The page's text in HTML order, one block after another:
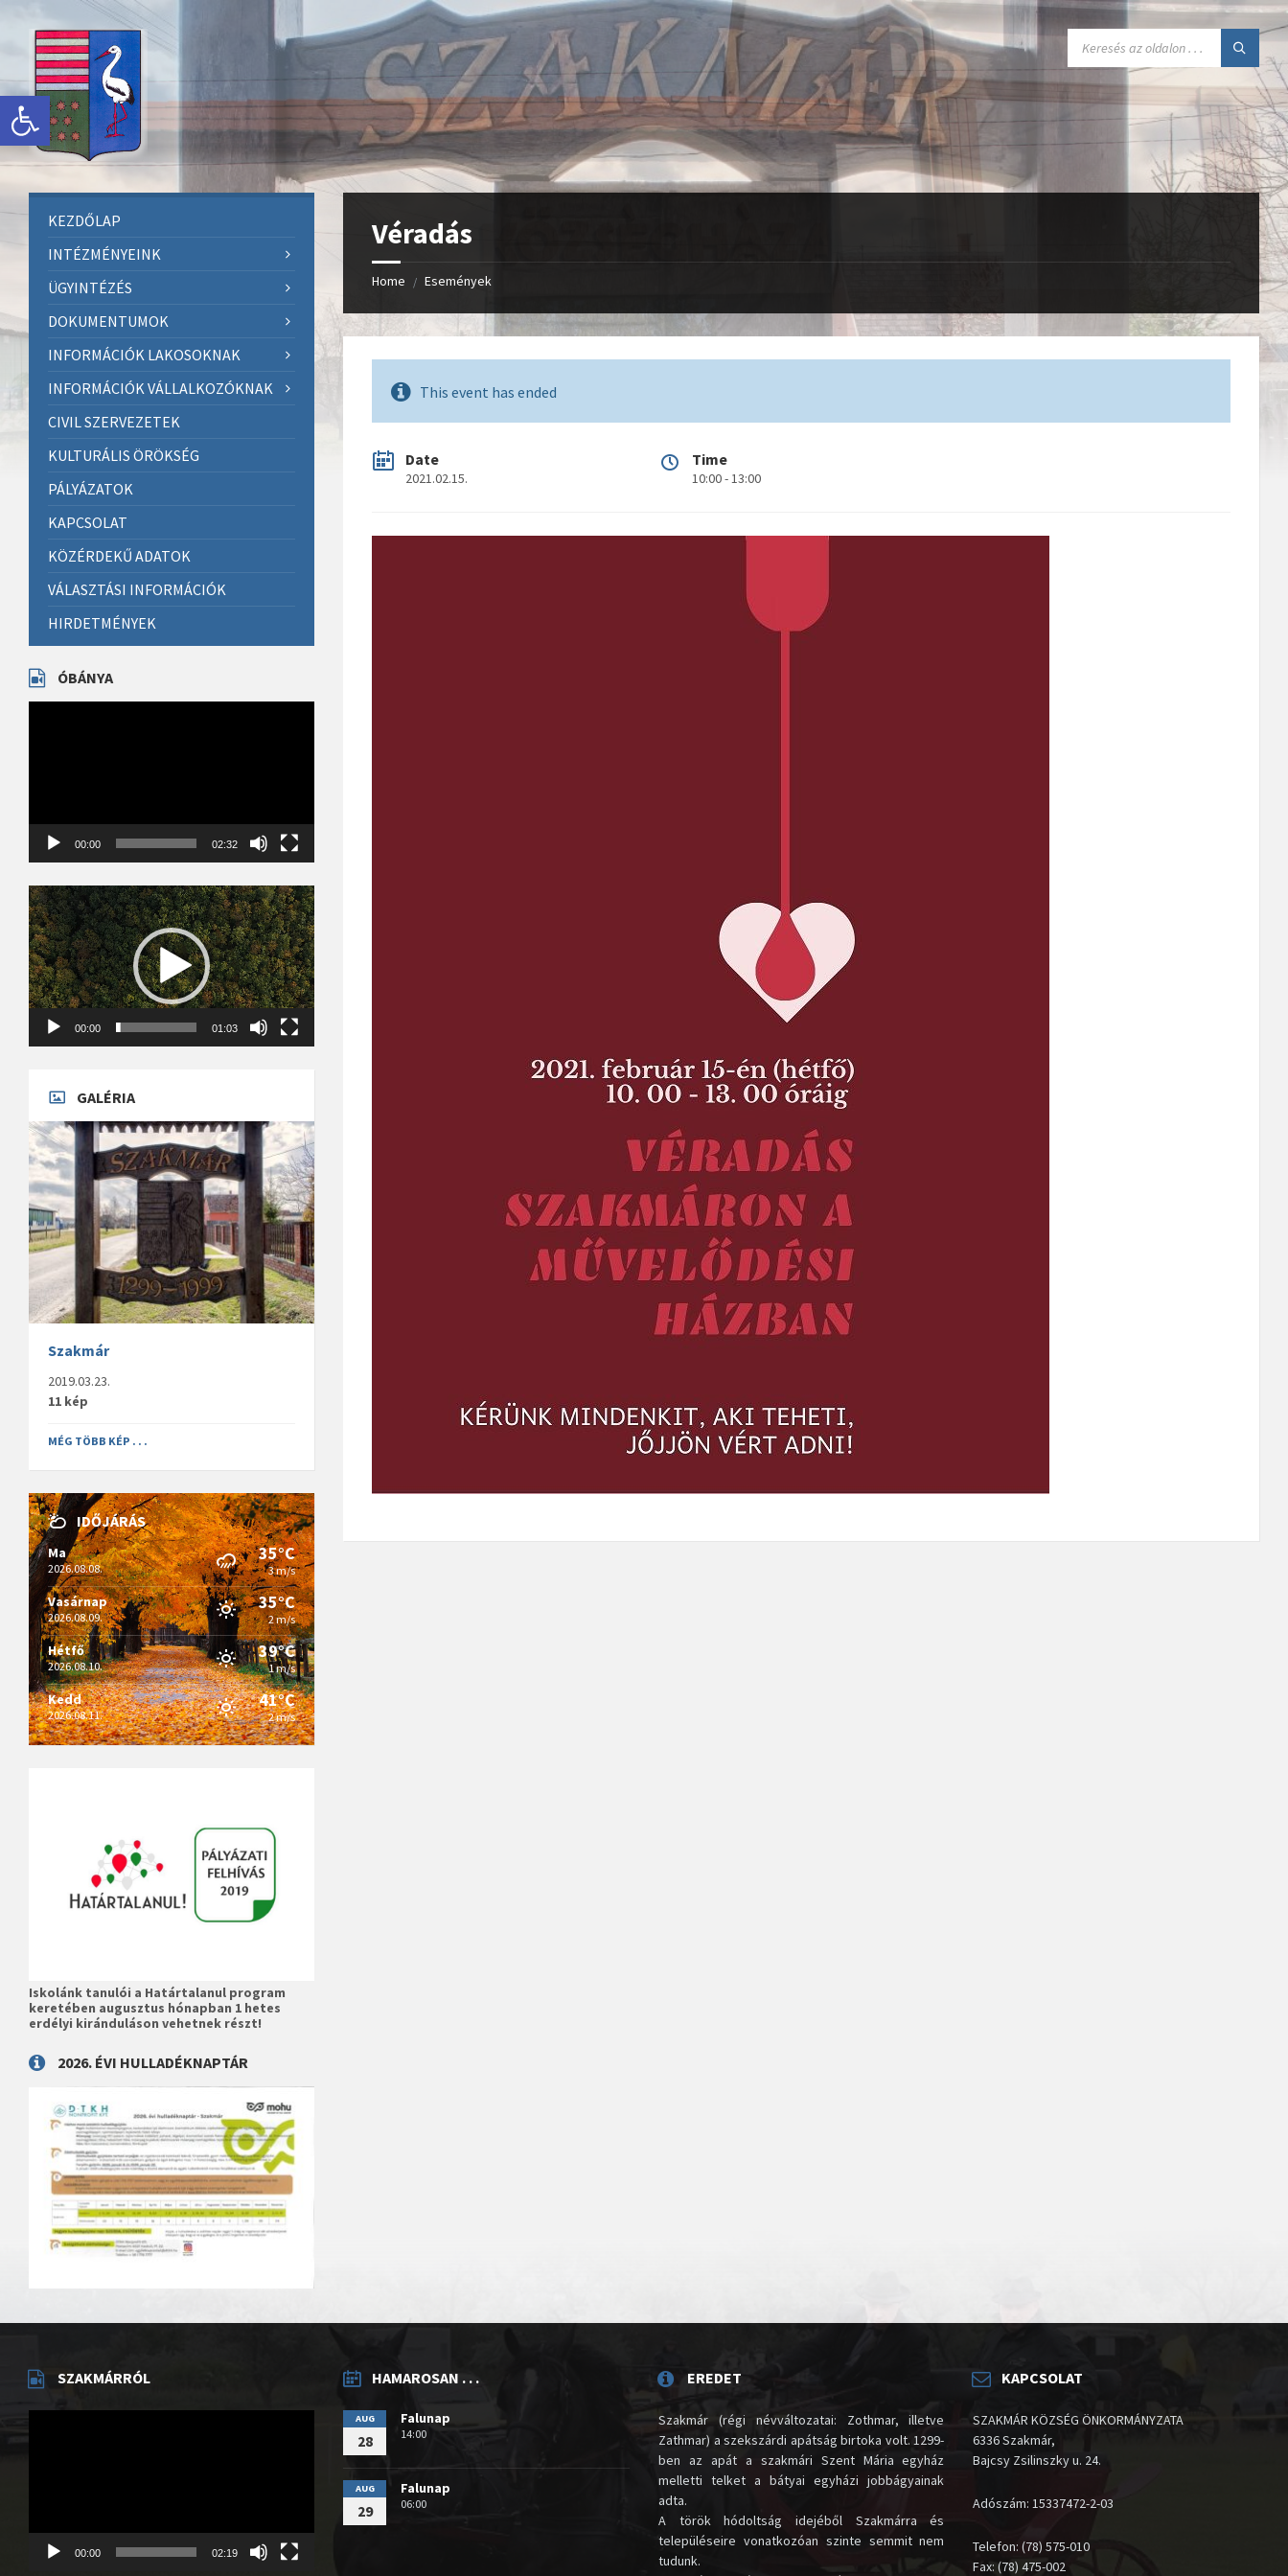
Eszköztár megnyitása
content
sidebar
footer
SEARCH:
Véradás
Home / Események
This event has ended
Date
2021.02.15.
Time
10:00 - 13:00
KEZDŐLAP
INTÉZMÉNYEINK
ÜGYINTÉZÉS
DOKUMENTUMOK
INFORMÁCIÓK LAKOSOKNAK
INFORMÁCIÓK VÁLLALKOZÓKNAK
CIVIL SZERVEZETEK
KULTURÁLIS ÖRÖKSÉG
PÁLYÁZATOK
KAPCSOLAT
KÖZÉRDEKŰ ADATOK
VÁLASZTÁSI INFORMÁCIÓK
HIRDETMÉNYEK
ÓBÁNYA
00:00 02:32
Videólejátszó
00:00 01:03
GALÉRIA
Szakmár
2019.03.23.
11 kép
MÉG TÖBB KÉP . . .
IDŐJÁRÁS
Ma
2026.08.08.
35°C
3 m/s
Vasárnap
2026.08.09.
35°C
2 m/s
Hétfő
2026.08.10.
39°C
1 m/s
Kedd
2026.08.11.
41°C
2 m/s
Iskolánk tanulói a Határtalanul program
keretében augusztus hónapban 1 hetes
erdélyi kiránduláson vehetnek részt!
2026. ÉVI HULLADÉKNAPTÁR
SZAKMÁRRÓL
00:00 02:19
HAMAROSAN . . .
AUG
28
Falunap
14:00
AUG
29
Falunap
06:00
EREDET
Szakmár (régi névváltozatai: Zothmar, illetve
Zathmar) a szekszárdi apátság birtoka volt. 1299-
ben az apát a szakmári Szent Mária egyház
melletti telket a bátyai egyházi jobbágyainak
adta.
A török hódoltság idejéből Szakmárra és
településeire vonatkozóan szinte semmit nem
tudunk.
KAPCSOLAT
SZAKMÁR KÖZSÉG ÖNKORMÁNYZATA
6336 Szakmár,
Bajcsy Zsilinszky u. 24.
Adószám: 15337472-2-03
Telefon: (78) 575-010
Fax: (78) 475-002